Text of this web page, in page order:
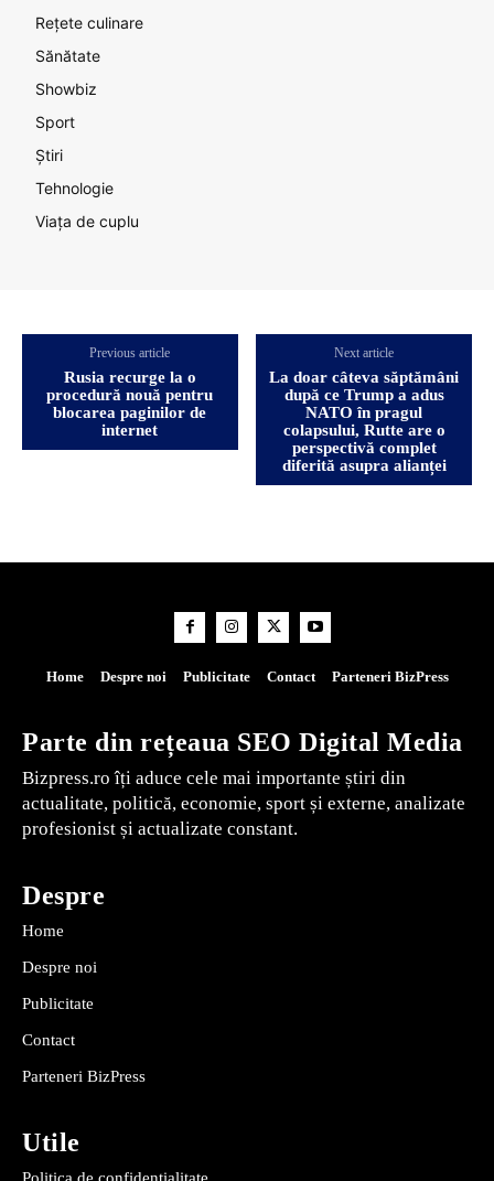
Rețete culinare
Sănătate
Showbiz
Sport
Știri
Tehnologie
Viața de cuplu
Previous article
Rusia recurge la o
procedură nouă pentru
blocarea paginilor de
internet
Next article
La doar câteva săptămâni
după ce Trump a adus
NATO în pragul
colapsului, Rutte are o
perspectivă complet
diferită asupra alianței
Home Despre noi Publicitate Contact Parteneri BizPress
Parte din rețeaua SEO Digital Media
Bizpress.ro îți aduce cele mai importante știri din
actualitate, politică, economie, sport și externe, analizate
profesionist și actualizate constant.
Despre
Home
Despre noi
Publicitate
Contact
Parteneri BizPress
Utile